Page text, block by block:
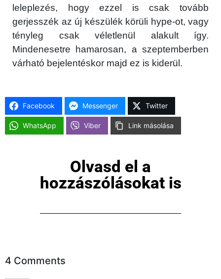
leleplezés, hogy ezzel is csak tovább
gerjesszék az új készülék körüli hype-ot, vagy
tényleg csak véletlenül alakult így.
Mindenesetre hamarosan, a szeptemberben
várható bejelentéskor majd ez is kiderül.
Facebook Messenger Twitter
WhatsApp Viber Link másolása
Olvasd el a
hozzászólásokat is
4 Comments